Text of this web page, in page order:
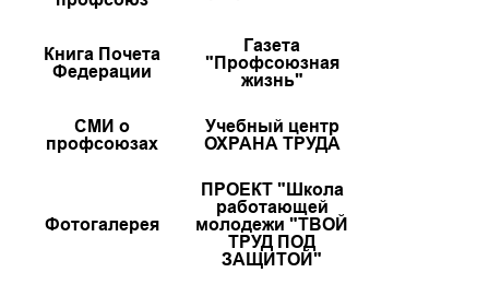
Книга Почета
Федерации
Газета
"Профсоюзная
жизнь"
СМИ о
профсоюзах
Учебный центр
ОХРАНА ТРУДА
Фотогалерея
ПРОЕКТ "Школа
работающей
молодежи "ТВОЙ
ТРУД ПОД
ЗАЩИТОЙ"